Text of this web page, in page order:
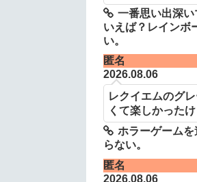
一番思い出深
いえば？レインボ
い。
匿名
2026.08.06
レクイエムのグ
くて楽しかった
ホラーゲーム
らない。
匿名
2026.08.06